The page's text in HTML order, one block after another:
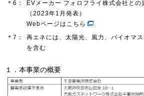
＊6：
EVメーカー フォロフライ株式会社との
（2023年1月発表）
Webページはこちら
＊7：
再エネには、太陽光、風力、バイオマ
を含む
１．本事業の概要